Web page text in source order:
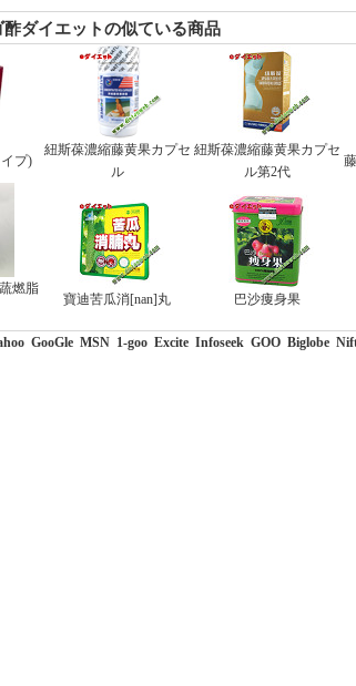
ダイエットの似ている商品
プ)
紐斯葆濃縮藤黄果カプセ
ル
紐斯葆濃縮藤黄果カプセ
ル第2代
燃脂
寶迪苦瓜消[nan]丸 巴沙痩身果
GooGle MSN 1-goo Excite Infoseek GOO Biglobe